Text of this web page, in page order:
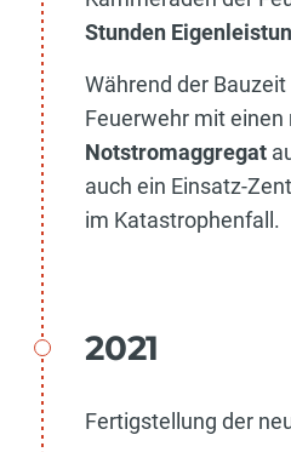
Stunden
Während der
Feuerwehr mit einen
Notstromaggregat
auch ein Einsatz-
im Katastrophenfall.
2021
Fertigstellung der